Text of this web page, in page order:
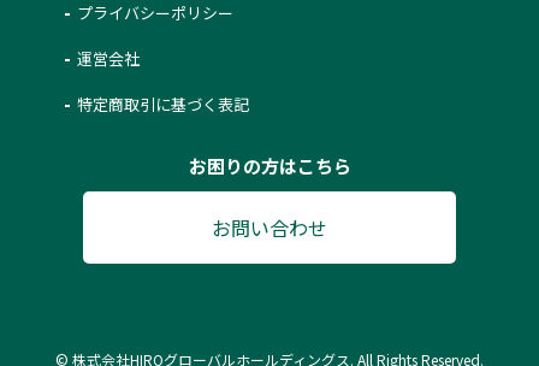
プライバシーポリシー
運営会社
特定商取引に基づく表記
お困りの方はこちら
お問い合わせ
© 株式会社HIROグローバルホールディングス. All Rights Reserved.